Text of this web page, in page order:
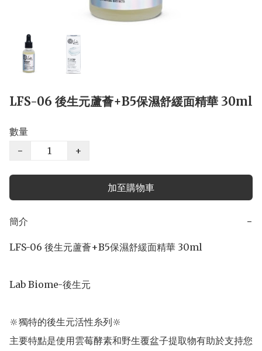
LFS-06 後生元蘆薈+B5保濕舒緩面精華 30ml
數量
−
+
加至購物車
簡介 −
LFS-06 後生元蘆薈+B5保濕舒緩面精華 30ml
Lab Biome-後生元
🔆獨特的後生元活性糸列🔆
主要特點是使用雲莓酵素和野生覆盆子提取物有助於支持您